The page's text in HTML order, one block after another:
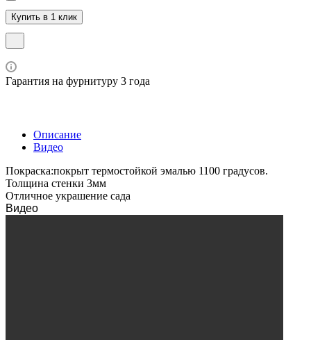
Купить в 1 клик
Гарантия на фурнитуру 3 года
Описание
Видео
Покраска:покрыт термостойкой эмалью 1100 градусов.
Толщина стенки 3мм
Отличное украшение сада
Видео